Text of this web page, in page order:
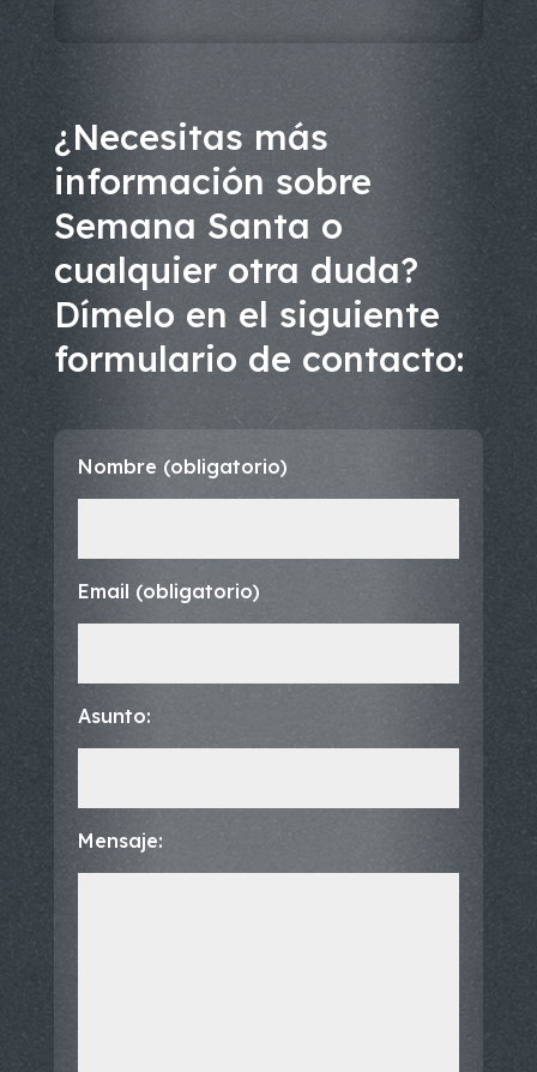
¿Necesitas más
información sobre
Semana Santa o
cualquier otra duda?
Dímelo en el siguiente
formulario de contacto:
Nombre (obligatorio)
Email (obligatorio)
Asunto:
Mensaje: